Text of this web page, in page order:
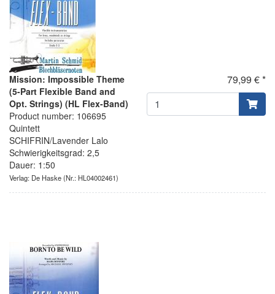
Mission: Impossible Theme
(5-Part Flexible Band and
Opt. Strings) (HL Flex-Band)
Product number: 106695
Quintett
SCHIFRIN/Lavender Lalo
Schwierigkeitsgrad: 2,5
Dauer: 1:50
Verlag: De Haske(Nr.: HL04002461)
79,99 € *